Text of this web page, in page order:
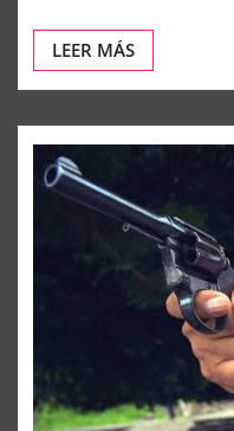
LEER MÁS